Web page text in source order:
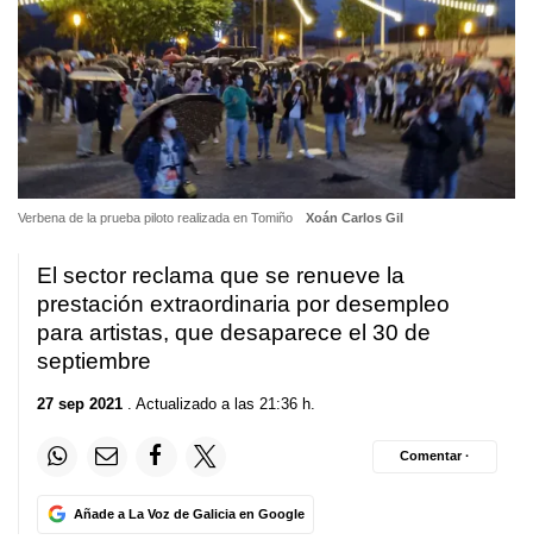
Verbena de la prueba piloto realizada en Tomiño Xoán Carlos Gil
El sector reclama que se renueve la
prestación extraordinaria por desempleo
para artistas, que desaparece el 30 de
septiembre
27 sep 2021 . Actualizado a las 21:36 h.
Añade a La Voz de Galicia en Google
Comentar ·